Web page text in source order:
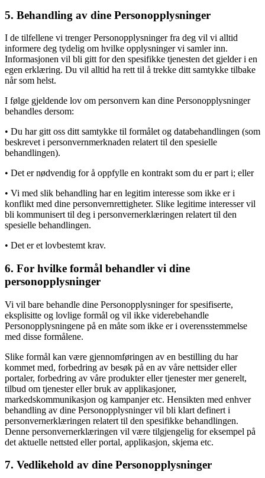
5. Behandling av dine Personopplysninger
I de tilfellene vi trenger Personopplysninger fra deg vil vi alltid
informere deg tydelig om hvilke opplysninger vi samler inn.
Informasjonen vil bli gitt for den spesifikke tjenesten det gjelder i en
egen erklæring. Du vil alltid ha rett til å trekke ditt samtykke tilbake
når som helst.
I følge gjeldende lov om personvern kan dine Personopplysninger
behandles dersom:
• Du har gitt oss ditt samtykke til formålet og databehandlingen (som
beskrevet i personvernmerknaden relatert til den spesielle
behandlingen).
• Det er nødvendig for å oppfylle en kontrakt som du er part i; eller
• Vi med slik behandling har en legitim interesse som ikke er i
konflikt med dine personvernrettigheter. Slike legitime interesser vil
bli kommunisert til deg i personvernerklæringen relatert til den
spesielle behandlingen.
• Det er et lovbestemt krav.
6. For hvilke formål behandler vi dine
personopplysninger
Vi vil bare behandle dine Personopplysninger for spesifiserte,
eksplisitte og lovlige formål og vil ikke viderebehandle
Personopplysningene på en måte som ikke er i overensstemmelse
med disse formålene.
Slike formål kan være gjennomføringen av en bestilling du har
kommet med, forbedring av besøk på en av våre nettsider eller
portaler, forbedring av våre produkter eller tjenester mer generelt,
tilbud om tjenester eller bruk av applikasjoner,
markedskommunikasjon og kampanjer etc. Hensikten med enhver
behandling av dine Personopplysninger vil bli klart definert i
personvernerklæringen relatert til den spesifikke behandlingen.
Denne personvernerklæringen vil være tilgjengelig for eksempel på
det aktuelle nettsted eller portal, applikasjon, skjema etc.
7. Vedlikehold av dine Personopplysninger